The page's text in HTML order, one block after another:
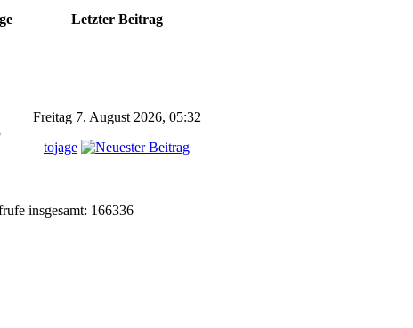
Letzter Beitrag
Freitag 7. August 2026, 05:32
tojage
insgesamt: 166336